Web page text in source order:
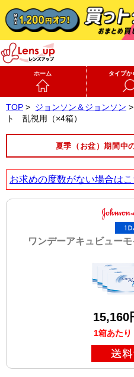
ホーム タイプか
TOP > ジョンソン＆ジョンソン >
ト 乱視用（×4箱）
夏季（お盆）期間中
お求めの度数がない場合は
ワンデーアキュビュー
15,160
1箱あたり